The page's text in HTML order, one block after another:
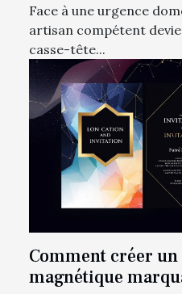
Face à une urgence
artisan compétent
casse-tête...
Comment créer
magnétique